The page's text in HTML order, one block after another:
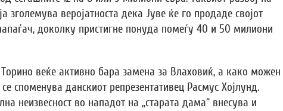
зголемува веројатноста дека Јуве ќе го продаде својот
доколку пристигне понуда помеѓу 40 и 50 милиони
веќе активно бара замена за Влаховиќ, а како можен
споменува данскиот репрезентативец Расмус Хојлунд.
неизвесност во нападот на „старата дама“ внесува и